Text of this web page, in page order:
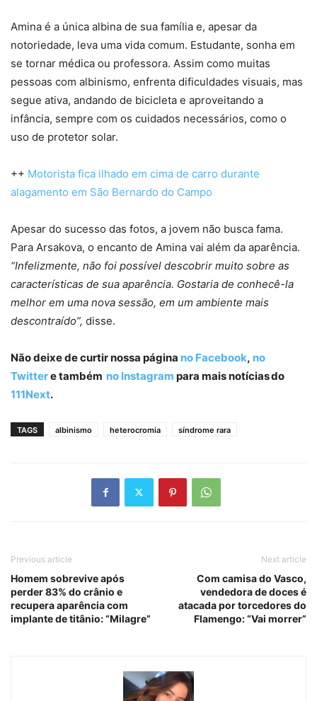
Amina é a única albina de sua família e, apesar da
notoriedade, leva uma vida comum. Estudante, sonha em
se tornar médica ou professora. Assim como muitas
pessoas com albinismo, enfrenta dificuldades visuais, mas
segue ativa, andando de bicicleta e aproveitando a
infância, sempre com os cuidados necessários, como o
uso de protetor solar.
++ Motorista fica ilhado em cima de carro durante
alagamento em São Bernardo do Campo
Apesar do sucesso das fotos, a jovem não busca fama.
Para Arsakova, o encanto de Amina vai além da aparência.
“Infelizmente, não foi possível descobrir muito sobre as
características de sua aparência. Gostaria de conhecê-la
melhor em uma nova sessão, em um ambiente mais
descontraído”, disse.
Não deixe de curtir nossa página no Facebook, no
Twittere também no Instagram para mais notícias do
111Next.
TAGS albinismo heterocromia síndrome rara
Previous article
Homem sobrevive após
perder 83% do crânio e
recupera aparência com
implante de titânio: “Milagre”
Next article
Com camisa do Vasco,
vendedora de doces é
atacada por torcedores do
Flamengo: “Vai morrer”